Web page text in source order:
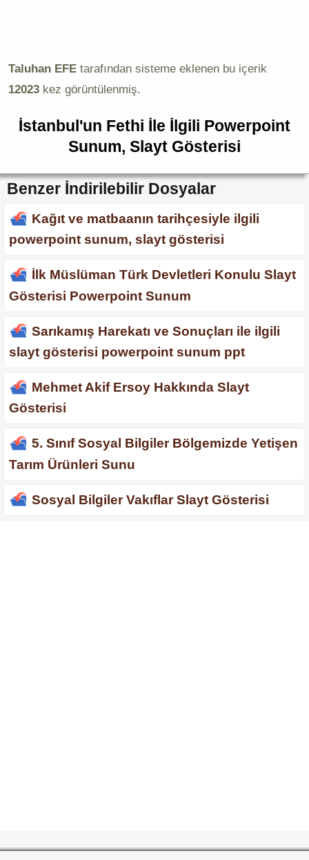
Taluhan EFE tarafından sisteme eklenen bu içerik
12023 kez görüntülenmiş.
İstanbul'un Fethi İle İlgili Powerpoint
Sunum, Slayt Gösterisi
Benzer İndirilebilir Dosyalar
Kağıt ve matbaanın tarihçesiyle ilgili
powerpoint sunum, slayt gösterisi
İlk Müslüman Türk Devletleri Konulu Slayt
Gösterisi Powerpoint Sunum
Sarıkamış Harekatı ve Sonuçları ile ilgili
slayt gösterisi powerpoint sunum ppt
Mehmet Akif Ersoy Hakkında Slayt
Gösterisi
5. Sınıf Sosyal Bilgiler Bölgemizde Yetişen
Tarım Ürünleri Sunu
Sosyal Bilgiler Vakıflar Slayt Gösterisi